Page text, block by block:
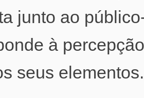
junto ao
à
seus elementos.